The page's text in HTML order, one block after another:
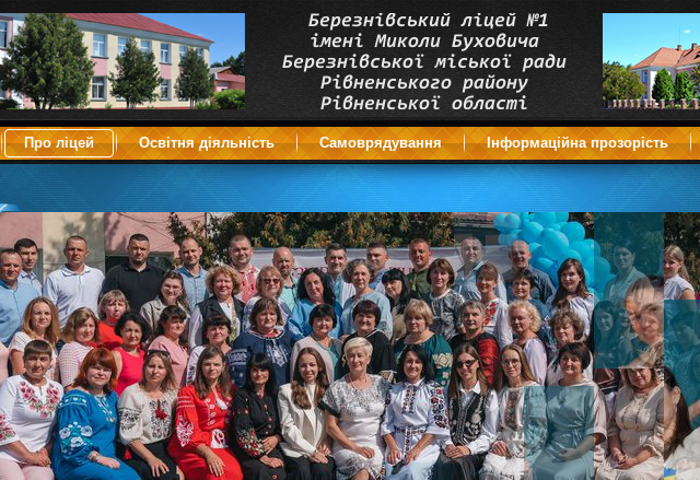
Про ліцей Освітня діяльність Самоврядування Інформаційна прозорість